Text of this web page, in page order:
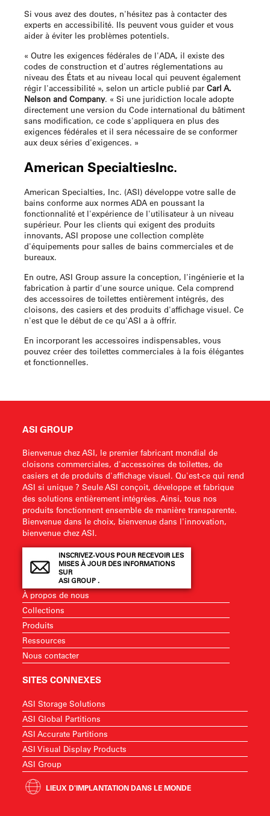
Si vous avez des doutes, n'hésitez pas à contacter des
experts en accessibilité. Ils peuvent vous guider et vous
aider à éviter les problèmes potentiels.
« Outre les exigences fédérales de l'ADA, il existe des
codes de construction et d'autres réglementations au
niveau des États et au niveau local qui peuvent également
régir l'accessibilité », selon un article publié par Carl A.
Nelson and Company. « Si une juridiction locale adopte
directement une version du Code international du bâtiment
sans modification, ce code s'appliquera en plus des
exigences fédérales et il sera nécessaire de se conformer
aux deux séries d'exigences. »
American SpecialtiesInc.
American Specialties, Inc. (ASI) développe votre salle de
bains conforme aux normes ADA en poussant la
fonctionnalité et l'expérience de l'utilisateur à un niveau
supérieur. Pour les clients qui exigent des produits
innovants, ASI propose une collection complète
d'équipements pour salles de bains commerciales et de
bureaux.
En outre, ASI Group assure la conception, l'ingénierie et la
fabrication à partir d'une source unique. Cela comprend
des accessoires de toilettes entièrement intégrés, des
cloisons, des casiers et des produits d'affichage visuel. Ce
n'est que le début de ce qu'ASI a à offrir.
En incorporant les accessoires indispensables, vous
pouvez créer des toilettes commerciales à la fois élégantes
et fonctionnelles.
ASI GROUP
Bienvenue chez ASI, le premier fabricant mondial de
cloisons commerciales, d'accessoires de toilettes, de
casiers et de produits d'affichage visuel. Qu'est-ce qui rend
ASI si unique ? Seule ASI conçoit, développe et fabrique
des solutions entièrement intégrées. Ainsi, tous nos
produits fonctionnent ensemble de manière transparente.
Bienvenue dans le choix, bienvenue dans l'innovation,
bienvenue chez ASI.
INSCRIVEZ-VOUS POUR RECEVOIR LES
MISES À JOUR DES INFORMATIONS
SUR
ASI GROUP .
À propos de nous
Collections
Produits
Ressources
Nous contacter
SITES CONNEXES
ASI Storage Solutions
ASI Global Partitions
ASI Accurate Partitions
ASI Visual Display Products
ASI Group
LIEUX D'IMPLANTATION DANS LE MONDE